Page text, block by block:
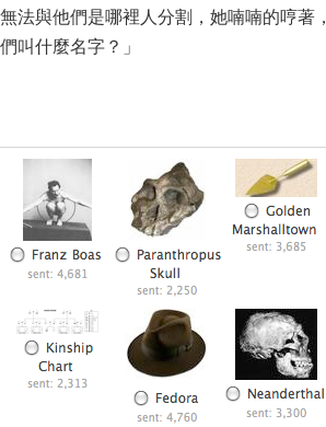
法與他們是哪裡人分割，她喃喃的哼著，
叫什麼名字？」